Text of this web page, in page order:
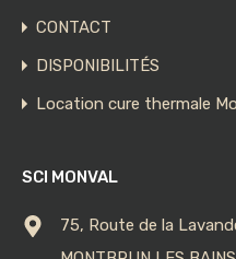
CONTACT
DISPONIBILITÉS
Location cure thermale
SCI MONVAL
75, Route de la